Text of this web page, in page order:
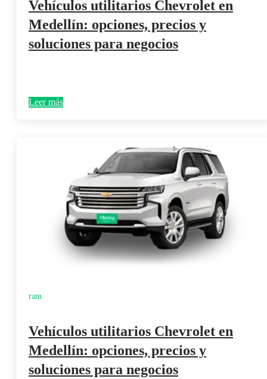
Vehículos utilitarios Chevrolet en
Medellín: opciones, precios y
soluciones para negocios
Leer más
ram
Vehículos utilitarios Chevrolet en
Medellín: opciones, precios y
soluciones para negocios